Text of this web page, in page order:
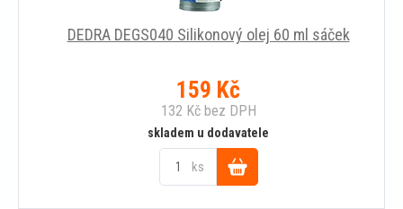
DEDRA DEGS040 Silikonový olej 60 ml sáček
159 Kč
132 Kčbez DPH
skladem u dodavatele
ks
Do